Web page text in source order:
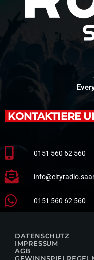
KONTAKTIERE
0151 560 62 560
0151 560 62 560
DATENSCHUTZ
IMPRESSUM
AGB